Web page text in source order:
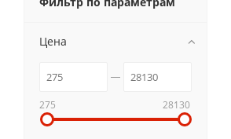
Цена
275 28130